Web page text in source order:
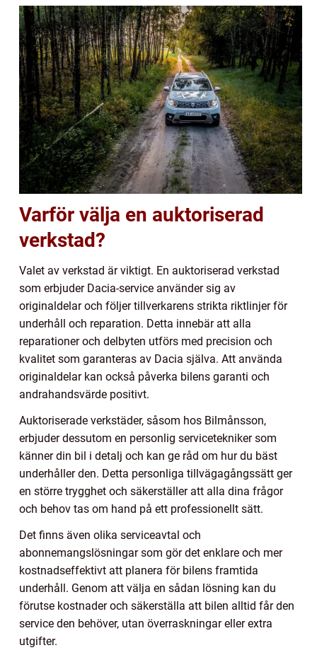
Varför välja en auktoriserad
verkstad?
Valet av verkstad är viktigt. En auktoriserad verkstad
som erbjuder Dacia-service använder sig av
originaldelar och följer tillverkarens strikta riktlinjer för
underhåll och reparation. Detta innebär att alla
reparationer och delbyten utförs med precision och
kvalitet som garanteras av Dacia själva. Att använda
originaldelar kan också påverka bilens garanti och
andrahandsvärde positivt.
Auktoriserade verkstäder, såsom hos Bilmånsson,
erbjuder dessutom en personlig servicetekniker som
känner din bil i detalj och kan ge råd om hur du bäst
underhåller den. Detta personliga tillvägagångssätt ger
en större trygghet och säkerställer att alla dina frågor
och behov tas om hand på ett professionellt sätt.
Det finns även olika serviceavtal och
abonnemangslösningar som gör det enklare och mer
kostnadseffektivt att planera för bilens framtida
underhåll. Genom att välja en sådan lösning kan du
förutse kostnader och säkerställa att bilen alltid får den
service den behöver, utan överraskningar eller extra
utgifter.